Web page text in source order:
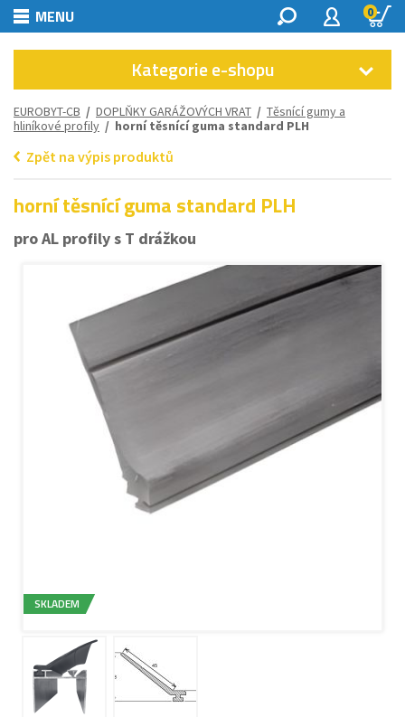
MENU 0
Kategorie e-shopu
EUROBYT-CB / DOPLŇKY GARÁŽOVÝCH VRAT / Těsnící gumy a
hliníkové profily / horní těsnící guma standard PLH
Zpět na výpis produktů
horní těsnící guma standard PLH
pro AL profily s T drážkou
SKLADEM